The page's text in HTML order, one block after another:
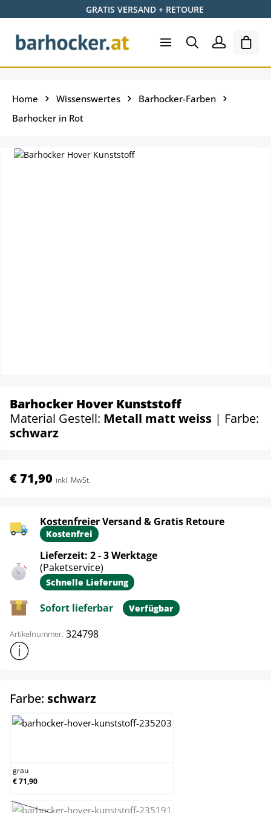
Zum Hauptinhalt springenGRATIS VERSAND + RETOURE
Home Wissenswertes
Barhocker-Farben
Barhocker in Rot
Barhocker Hover Kunststoff
Material Gestell: Metall matt weiss | Farbe:
schwarz
€ 71,90 inkl. MwSt.
Kostenfreier Versand & Gratis Retoure
Kostenfrei
Lieferzeit: 2 - 3 Werktage
(Paketservice)
Schnelle Lieferung
Sofort lieferbar Verfügbar
Artikelnummer: 324798
Weitere Produktinformationen anzeigen
Farbe: schwarzauswählen
grau
€ 71,90